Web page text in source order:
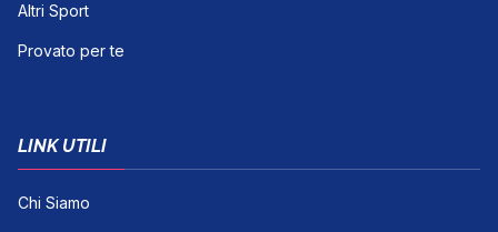
Altri Sport
Provato per te
LINK UTILI
Chi Siamo